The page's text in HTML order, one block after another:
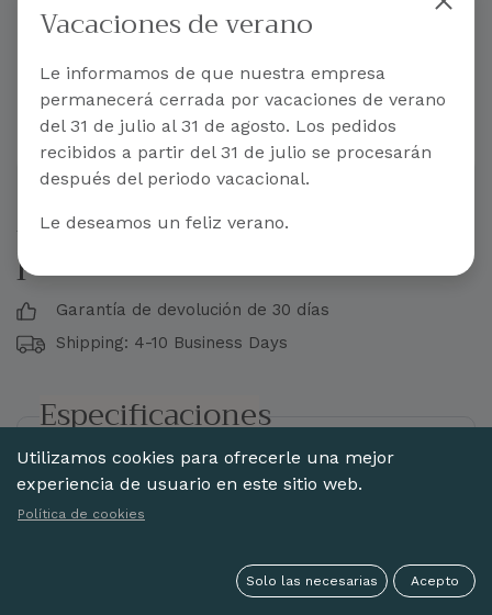
Abanico madera peral
pintado a mano
Garantía de devolución de 30 días
Shipping: 4-10 Business Days
Especificaciones
Estilo:
Pintado a mano
Material
Liso
Vacaciones de verano
Le informamos de que nuestra empresa
permanecerá cerrada por vacaciones de verano
del 31 de julio al 31 de agosto. Los pedidos
recibidos a partir del 31 de julio se procesarán
después del periodo vacacional.
Le deseamos un feliz verano.
Utilizamos cookies para ofrecerle una mejor
experiencia de usuario en este sitio web.
Política de cookies
Solo las necesarias Acepto